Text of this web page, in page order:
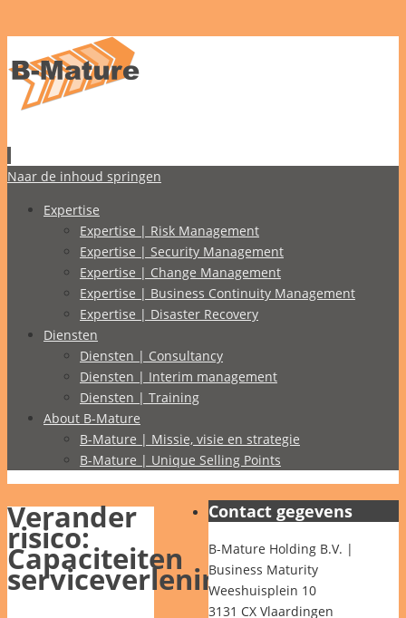
Naar de inhoud springen
Expertise
Expertise | Risk Management
Expertise | Security Management
Expertise | Change Management
Expertise | Business Continuity Management
Expertise | Disaster Recovery
Diensten
Diensten | Consultancy
Diensten | Interim management
Diensten | Training
About B-Mature
B-Mature | Missie, visie en strategie
B-Mature | Unique Selling Points
Verander
risico:
Capaciteiten
serviceverlening
Contact gegevens
B-Mature Holding B.V. |
Business Maturity
Weeshuisplein 10
3131 CX Vlaardingen